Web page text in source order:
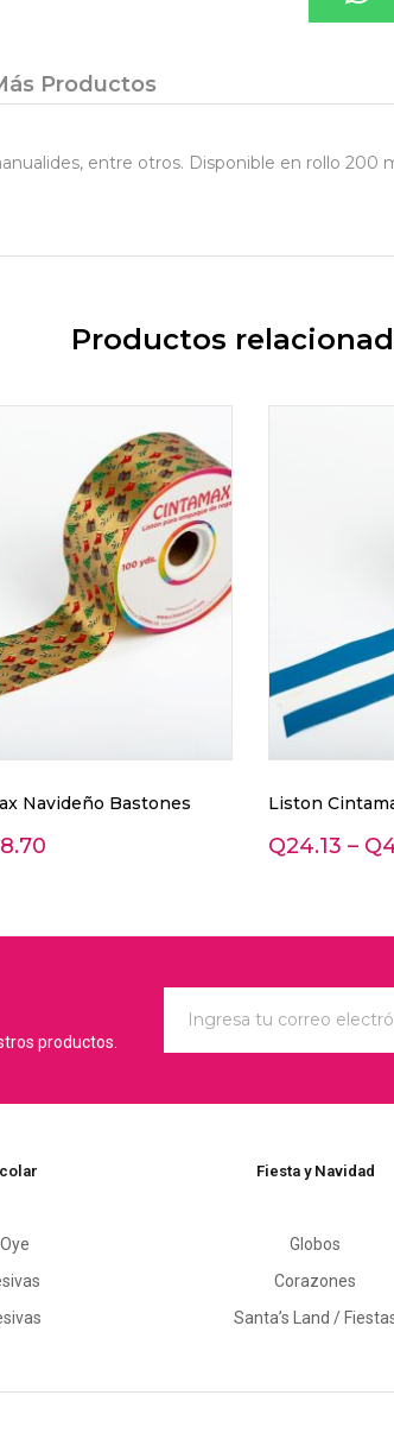
Productos
entre otros. Disponible en rollo 200
Productos
Navideño Bastones Liston
Q24.13 – Q
productos.
Fiesta y Navidad
Globos
Corazones
Santa’s Land /